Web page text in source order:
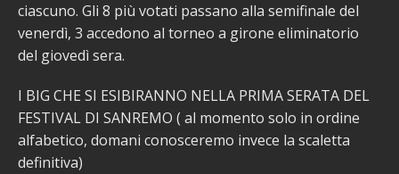
ciascuno. Gli 8 più votati passano alla semifinale del
venerdì, 3 accedono al torneo a girone eliminatorio
del giovedì sera.
I BIG CHE SI ESIBIRANNO NELLA PRIMA SERATA DEL
FESTIVAL DI SANREMO ( al momento solo in ordine
alfabetico, domani conosceremo invece la scaletta
definitiva)